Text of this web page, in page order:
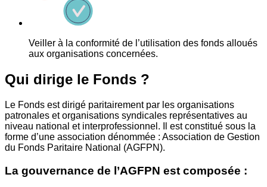
Veiller à la conformité de l’utilisation des fonds alloués
aux organisations concernées.
Qui dirige le Fonds ?
Le Fonds est dirigé paritairement par les organisations
patronales et organisations syndicales représentatives au
niveau national et interprofessionnel. Il est constitué sous la
forme d’une association dénommée : Association de Gestion
du Fonds Paritaire National (AGFPN).
La gouvernance de l’AGFPN est composée :